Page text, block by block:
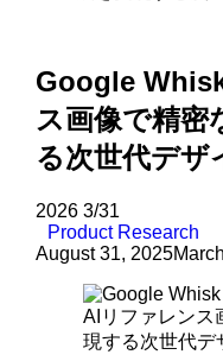
Google
ス画像で精密
る次世代デザ
2026 3/31
Product Research
August 31, 2025